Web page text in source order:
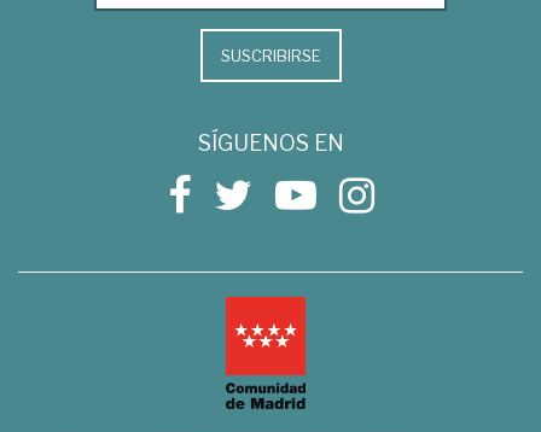
SUSCRIBIRSE
SÍGUENOS EN